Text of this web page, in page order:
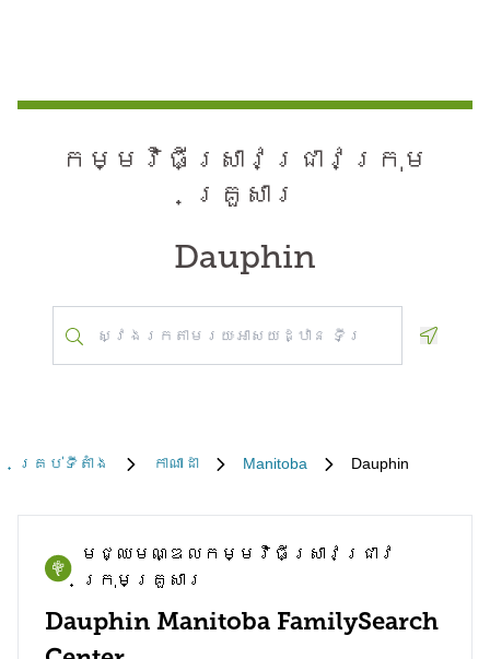
កម្មវិធី​ស្រាវជ្រាវ​ក្រុម
គ្រួសារ
Dauphin
គ្រប់​ទីតាំង កាណាដា Manitoba Dauphin
មជ្ឈមណ្ឌល​កម្មវិធី​ស្រាវជ្រាវ​
ក្រុមគ្រួសារ
Dauphin Manitoba FamilySearch